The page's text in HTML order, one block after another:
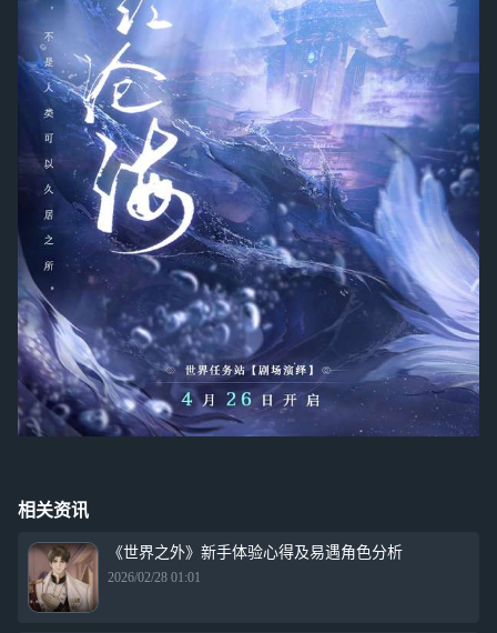
相关资讯
《世界之外》新手体验心得及易遇角色分析
2026/02/28 01:01